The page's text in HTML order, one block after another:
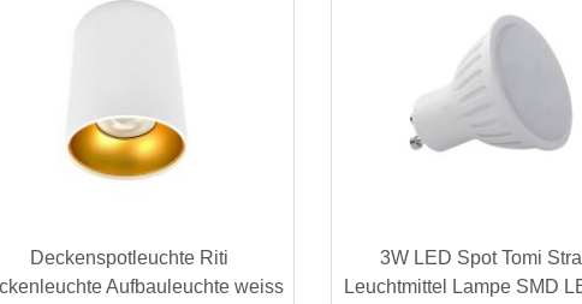
Deckenspotleuchte Riti
Aufbauleuchte weiss
3W LED Spot Tomi
Leuchtmittel Lampe SMD